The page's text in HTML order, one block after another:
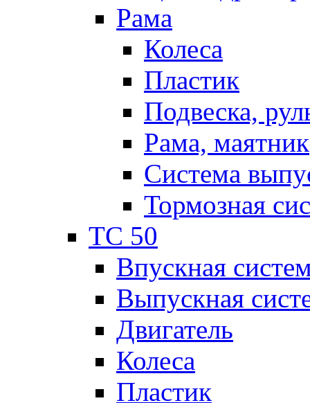
Рама
Колеса
Пластик
Подвеска,
Рама, маятник
Система
Тормозная
TC 50
Впускная
Выпускная
Двигатель
Колеса
Пластик